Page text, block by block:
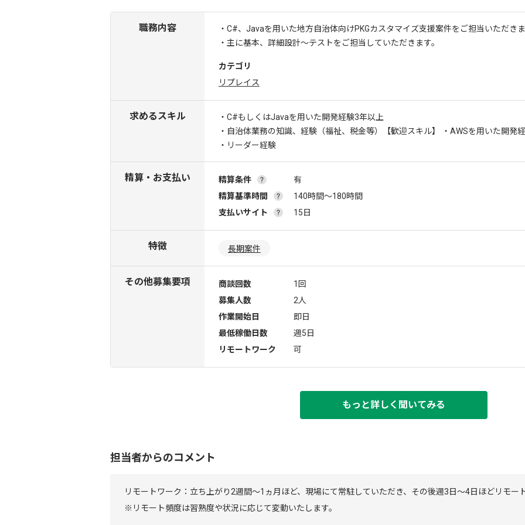
職務内容
・C#、Javaを用いた地方自治体向けPKGカスタマイズ支援案件をご担当いただき
・主に基本、詳細設計～テストをご担当していただきます。
カテゴリ
リプレイス
求めるスキル
・C#もしくはJavaを用いた開発経験3年以上
・自治体業務の知識、経験（福祉、税金等）
【歓迎スキル】 ・AWSを用いた開発
・リーダー経験
精算・お支払い 精算条件
有
精算基準時間
140時間〜180時間
支払いサイト
15日
特徴 長期案件
その他募集要項 商談回数
1回
募集人数
2人
作業開始日
即日
最低稼働日数
週5日
リモートワーク
可
もっと詳しく聞いてみる
担当者からのコメント
リモートワーク：立ち上がり2週間～1ヵ月ほど、現場にて常駐していただき、その後週3日～4日ほどリモー
※リモート頻度は習熟度や状況に応じて変動いたします。